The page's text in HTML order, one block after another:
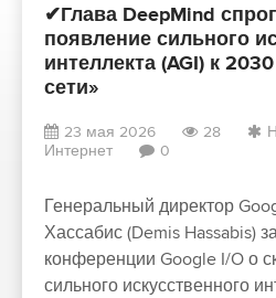
✔Глава DeepMind
появление сильного
интеллекта (AGI) к
сети»
23 мая 2026 28
Интернет
0
Генеральный директор
Хассабис (Demis Hassabis)
конференции Google I/O о
сильного искусственного